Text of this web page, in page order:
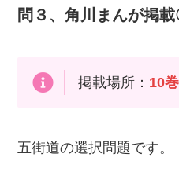
問３、角川まんが掲載
掲載場所： 10
五街道の選択問題です。